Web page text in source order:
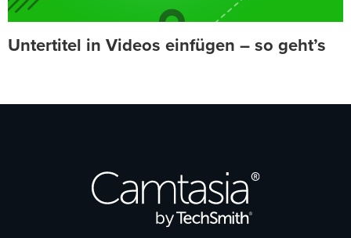
Untertitel in Videos einfügen – so geht’s